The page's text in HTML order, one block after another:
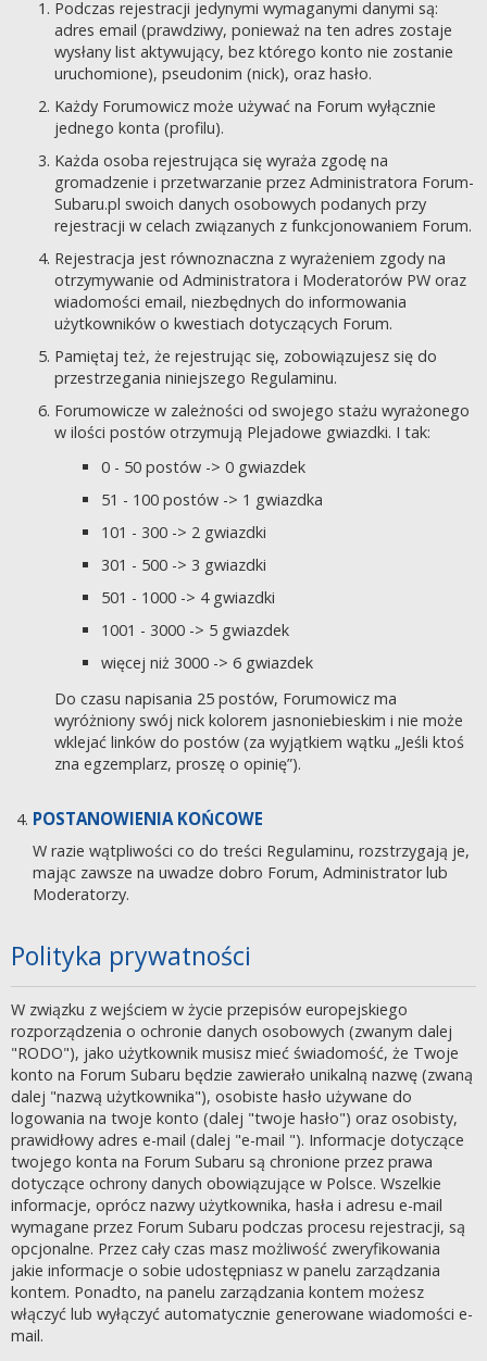
Podczas rejestracji jedynymi wymaganymi danymi są:
adres email (prawdziwy, ponieważ na ten adres zostaje
wysłany list aktywujący, bez którego konto nie zostanie
uruchomione), pseudonim (nick), oraz hasło.
Każdy Forumowicz może używać na Forum wyłącznie
jednego konta (profilu).
Każda osoba rejestrująca się wyraża zgodę na
gromadzenie i przetwarzanie przez Administratora Forum-
Subaru.pl swoich danych osobowych podanych przy
rejestracji w celach związanych z funkcjonowaniem Forum.
Rejestracja jest równoznaczna z wyrażeniem zgody na
otrzymywanie od Administratora i Moderatorów PW oraz
wiadomości email, niezbędnych do informowania
użytkowników o kwestiach dotyczących Forum.
Pamiętaj też, że rejestrując się, zobowiązujesz się do
przestrzegania niniejszego Regulaminu.
Forumowicze w zależności od swojego stażu wyrażonego
w ilości postów otrzymują Plejadowe gwiazdki. I tak:
0 - 50 postów -> 0 gwiazdek
51 - 100 postów -> 1 gwiazdka
101 - 300 -> 2 gwiazdki
301 - 500 -> 3 gwiazdki
501 - 1000 -> 4 gwiazdki
1001 - 3000 -> 5 gwiazdek
więcej niż 3000 -> 6 gwiazdek
Do czasu napisania 25 postów, Forumowicz ma
wyróżniony swój nick kolorem jasnoniebieskim i nie może
wklejać linków do postów (za wyjątkiem wątku „Jeśli ktoś
zna egzemplarz, proszę o opinię”).
POSTANOWIENIA KOŃCOWE
W razie wątpliwości co do treści Regulaminu, rozstrzygają je,
mając zawsze na uwadze dobro Forum, Administrator lub
Moderatorzy.
Polityka prywatności
W związku z wejściem w życie przepisów europejskiego
rozporządzenia o ochronie danych osobowych (zwanym dalej
"RODO"), jako użytkownik musisz mieć świadomość, że Twoje
konto na Forum Subaru będzie zawierało unikalną nazwę (zwaną
dalej "nazwą użytkownika"), osobiste hasło używane do
logowania na twoje konto (dalej "twoje hasło") oraz osobisty,
prawidłowy adres e-mail (dalej "e-mail "). Informacje dotyczące
twojego konta na Forum Subaru są chronione przez prawa
dotyczące ochrony danych obowiązujące w Polsce. Wszelkie
informacje, oprócz nazwy użytkownika, hasła i adresu e-mail
wymagane przez Forum Subaru podczas procesu rejestracji, są
opcjonalne. Przez cały czas masz możliwość zweryfikowania
jakie informacje o sobie udostępniasz w panelu zarządzania
kontem. Ponadto, na panelu zarządzania kontem możesz
włączyć lub wyłączyć automatycznie generowane wiadomości e-
mail.